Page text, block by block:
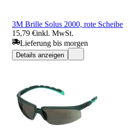
3M Brille Solus 2000, rote Scheibe
15,79 €inkl. MwSt.
Lieferung bis morgen
Details anzeigen